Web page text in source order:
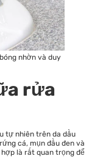
nhờn và duy
rửa
tự nhiên trên da dầu
cá, mụn đầu đen và
là rất quan trọng để